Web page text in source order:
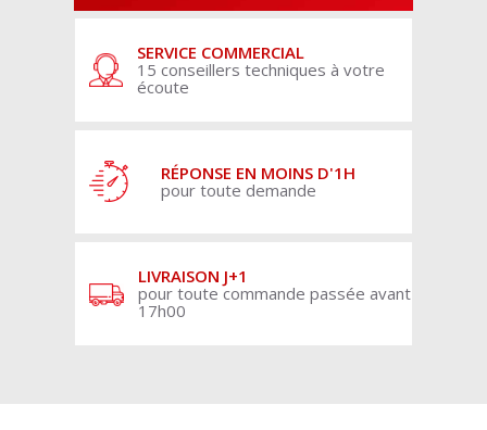
SERVICE COMMERCIAL
15 conseillers techniques à votre
écoute
RÉPONSE EN MOINS D'1H
pour toute demande
LIVRAISON J+1
pour toute commande passée avant
17h00